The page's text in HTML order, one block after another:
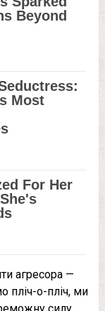
агресора —
пліч-о-пліч, ми